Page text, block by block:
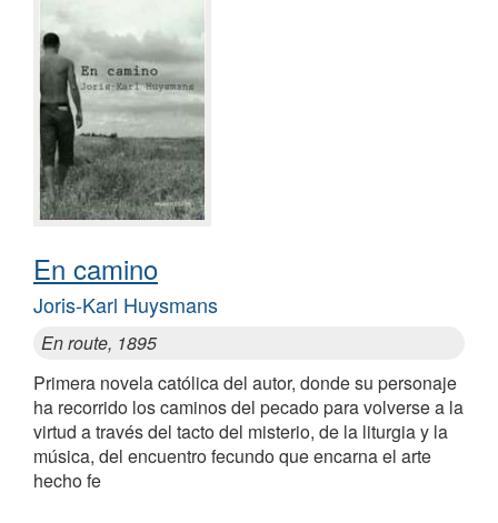
En camino
Joris-Karl Huysmans
En route, 1895
Primera novela católica del autor, donde su personaje
ha recorrido los caminos del pecado para volverse a la
virtud a través del tacto del misterio, de la liturgia y la
música, del encuentro fecundo que encarna el arte
hecho fe